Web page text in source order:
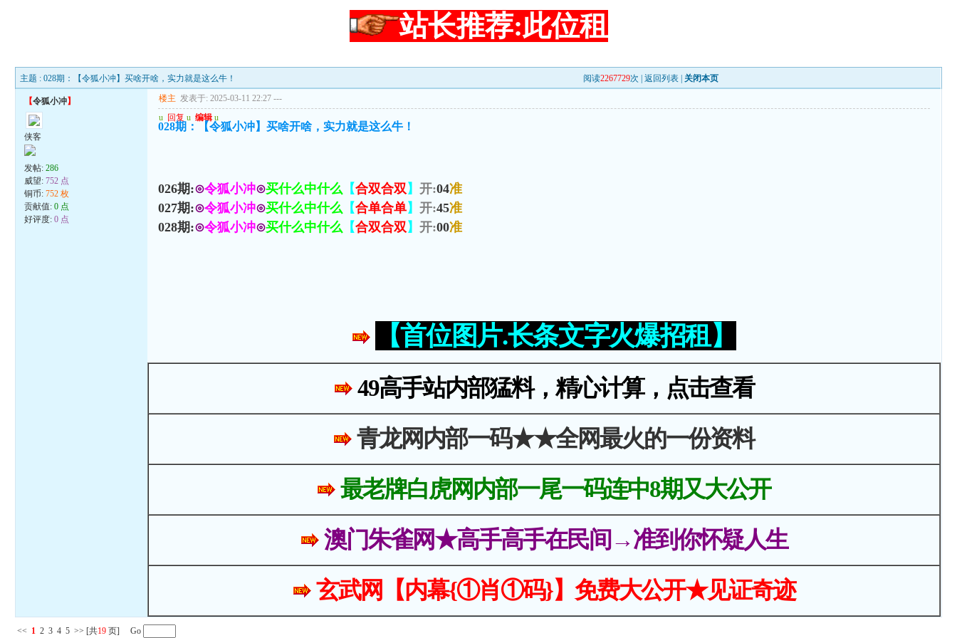
站长推荐:此位租
主题 : 028期：【令狐小冲】买啥开啥，实力就是这么牛！ 阅读2267729次 |返回列表 关闭本页
【令狐小冲】
侠客
发帖:286
威望:752 点
铜币:752 枚
贡献值:0 点
好评度:0 点
楼主 发表于: 2025-03-11 22:27 ---
u 回复 u 编辑 u
028期：【令狐小冲】买啥开啥，实力就是这么牛！
026期:⊙令狐小冲⊙买什么中什么 【合双合双】开:04准
027期:⊙令狐小冲⊙买什么中什么 【合单合单】开:45准
028期:⊙令狐小冲⊙买什么中什么 【合双合双】开:00准
【首位图片.长条文字火爆招租】
49高手站内部猛料，精心计算，点击查看
青龙网内部一码★★全网最火的一份资料
最老牌白虎网内部一尾一码连中8期又大公开
澳门朱雀网★高手高手在民间→准到你怀疑人生
玄武网【内幕{①肖①码}】免费大公开★见证奇迹
<< 1 2 3 4 5 >> [共19 页] Go